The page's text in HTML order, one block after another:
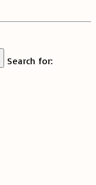
Search for: